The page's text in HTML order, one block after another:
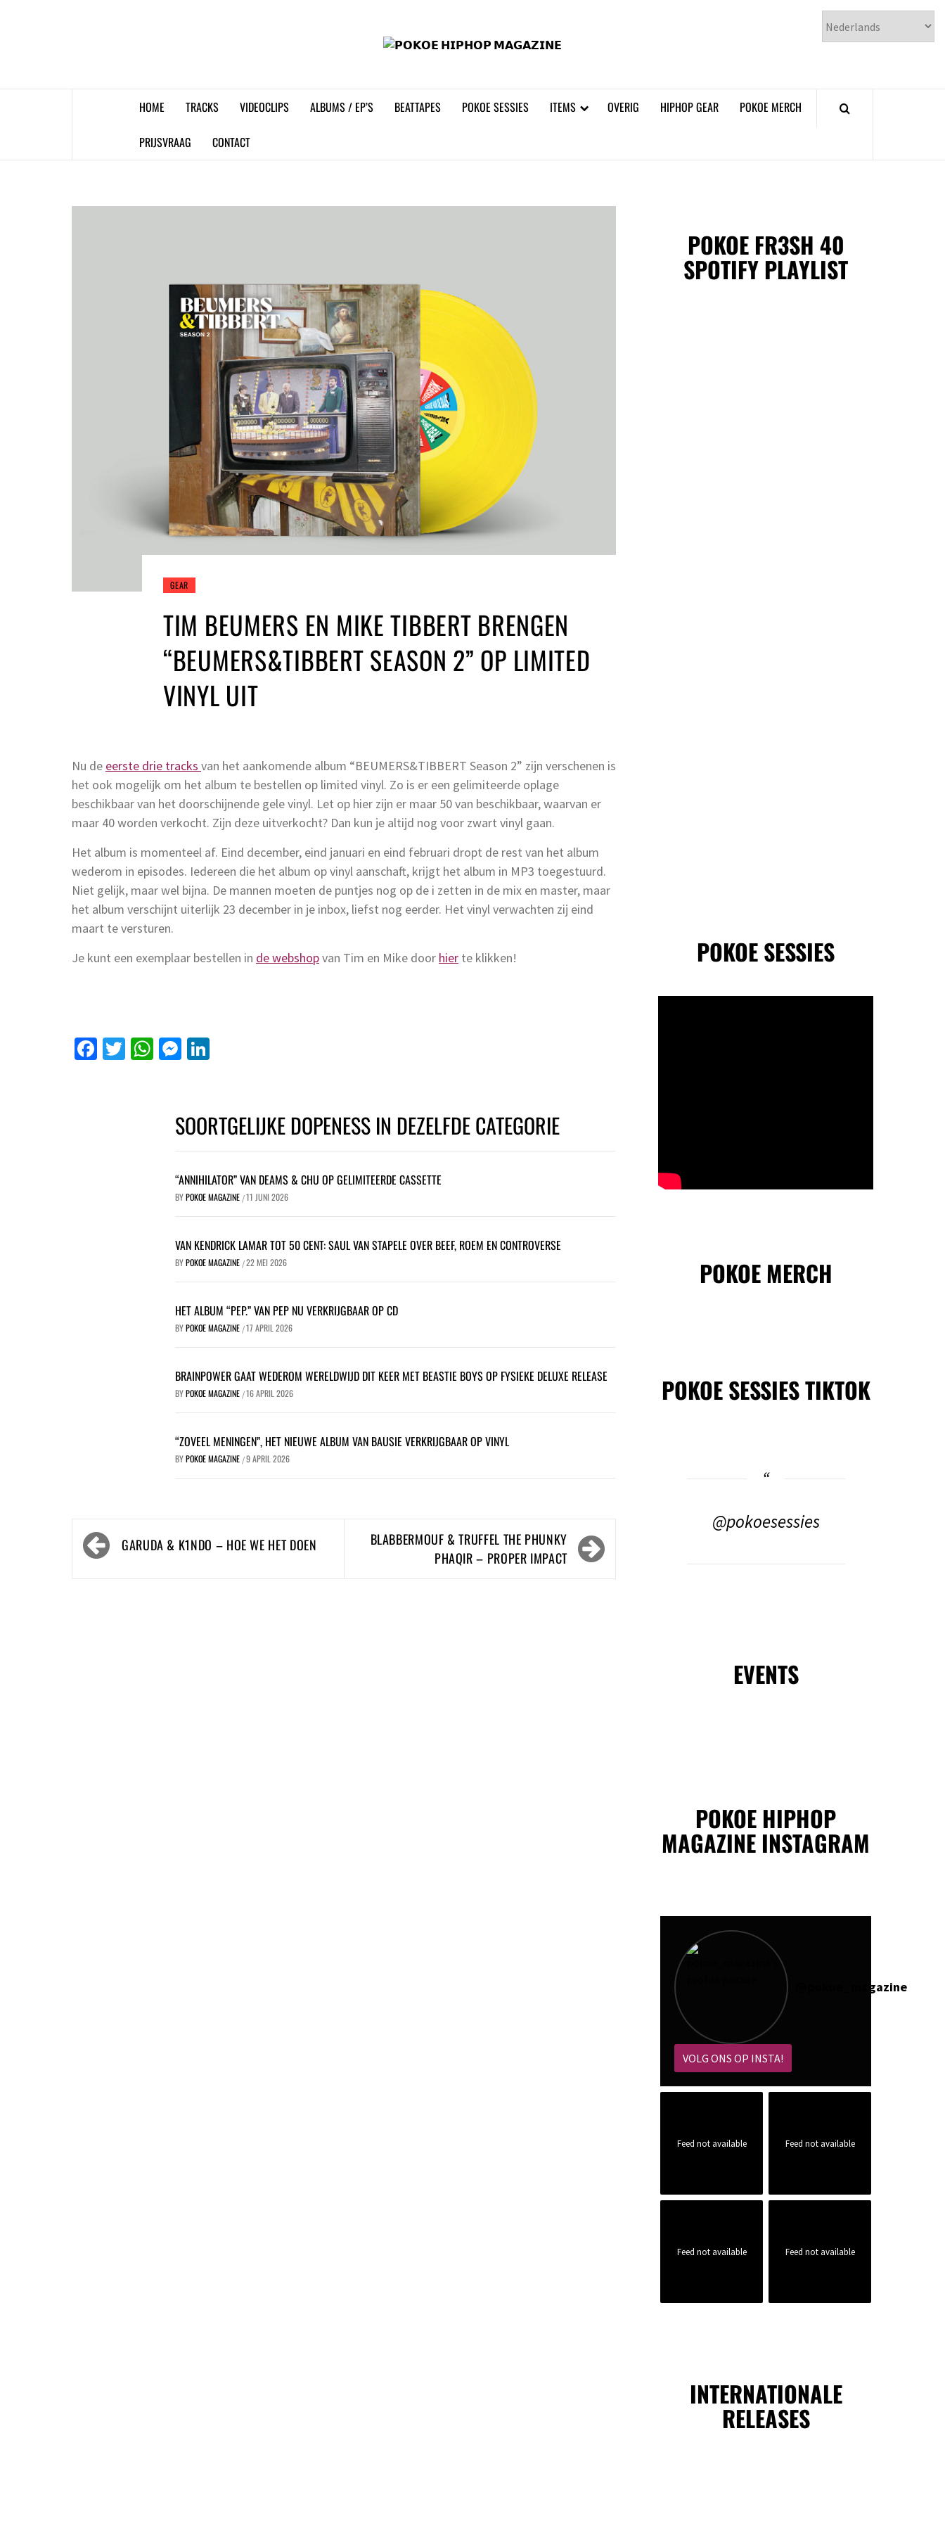
𝗣𝗢𝗞𝗢𝗘 𝗛𝗜𝗣𝗛𝗢𝗣
𝗠𝗔𝗚𝗔𝗭𝗜𝗡𝗘
HOME TRACKS VIDEOCLIPS ALBUMS / EP’S BEATTAPES POKOE SESSIES ITEMS OVERIG HIPHOP GEAR POKOE MERCH
PRIJSVRAAG CONTACT
GEAR
TIM BEUMERS EN MIKE TIBBERT BRENGEN
“BEUMERS&TIBBERT SEASON 2” OP LIMITED
VINYL UIT
Nu de eerste drie tracks van het aankomende album “BEUMERS&TIBBERT Season 2” zijn verschenen is
het ook mogelijk om het album te bestellen op limited vinyl. Zo is er een gelimiteerde oplage
beschikbaar van het doorschijnende gele vinyl. Let op hier zijn er maar 50 van beschikbaar, waarvan er
maar 40 worden verkocht. Zijn deze uitverkocht? Dan kun je altijd nog voor zwart vinyl gaan.
Het album is momenteel af. Eind december, eind januari en eind februari dropt de rest van het album
wederom in episodes. Iedereen die het album op vinyl aanschaft, krijgt het album in MP3 toegestuurd.
Niet gelijk, maar wel bijna. De mannen moeten de puntjes nog op de i zetten in de mix en master, maar
het album verschijnt uiterlijk 23 december in je inbox, liefst nog eerder. Het vinyl verwachten zij eind
maart te versturen.
Je kunt een exemplaar bestellen in de webshopvan Tim en Mike door hier te klikken!
Facebook
Twitter
WhatsApp
Messenger
SOORTGELIJKE DOPENESS IN DEZELFDE CATEGORIE
“ANNIHILATOR” VAN DEAMS & CHU OP GELIMITEERDE CASSETTE
BYPOKOE MAGAZINE /11 JUNI 2026
VAN KENDRICK LAMAR TOT 50 CENT: SAUL VAN STAPELE OVER BEEF, ROEM EN CONTROVERSE
BYPOKOE MAGAZINE /22 MEI 2026
HET ALBUM “PEP.” VAN PEP NU VERKRIJGBAAR OP CD
BYPOKOE MAGAZINE /17 APRIL 2026
BRAINPOWER GAAT WEDEROM WERELDWIJD DIT KEER MET BEASTIE BOYS OP FYSIEKE DELUXE RELEASE
BYPOKOE MAGAZINE /16 APRIL 2026
“ZOVEEL MENINGEN”, HET NIEUWE ALBUM VAN BAUSIE VERKRIJGBAAR OP VINYL
BYPOKOE MAGAZINE /9 APRIL 2026
Bericht
navigatieGARUDA & K1NDO – HOE WE HET DOEN
BLABBERMOUF & TRUFFEL THE PHUNKY
PHAQIR – PROPER IMPACT
POKOE FR3SH 40
SPOTIFY PLAYLIST
POKOE SESSIES
POKOE MERCH
POKOE SESSIES TIKTOK
@pokoesessies
EVENTS
POKOE HIPHOP
MAGAZINE INSTAGRAM
pokoe_magazine
VOLG ONS OP INSTA!
Feed not available Feed not available
Feed not available Feed not available
INTERNATIONALE
RELEASES